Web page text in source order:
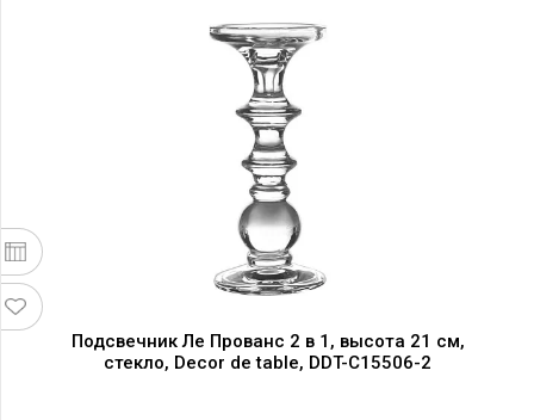
Подсвечник Ле Прованс 2 в 1, высота 21 см,
стекло, Decor de table, DDT-C15506-2